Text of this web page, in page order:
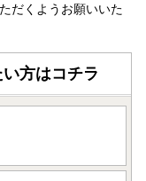
だくようお願いいた
方はコチラ